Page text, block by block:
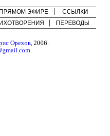
ЭФИРЕ
ССЫЛКИ
ПЕРЕВОДЫ
Орехов, 2006.
.